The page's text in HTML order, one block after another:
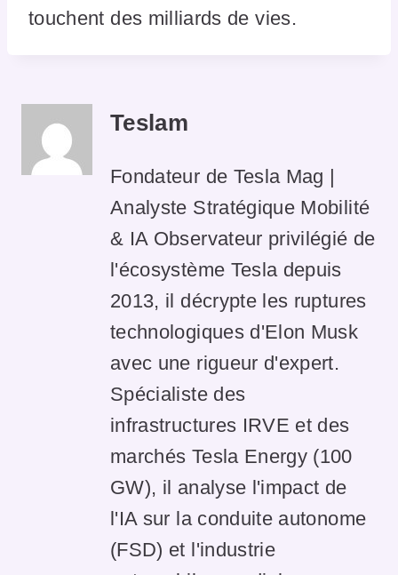
touchent des milliards de vies.
Teslam
Fondateur de Tesla Mag |
Analyste Stratégique Mobilité
& IA Observateur privilégié de
l'écosystème Tesla depuis
2013, il décrypte les ruptures
technologiques d'Elon Musk
avec une rigueur d'expert.
Spécialiste des
infrastructures IRVE et des
marchés Tesla Energy (100
GW), il analyse l'impact de
l'IA sur la conduite autonome
(FSD) et l'industrie